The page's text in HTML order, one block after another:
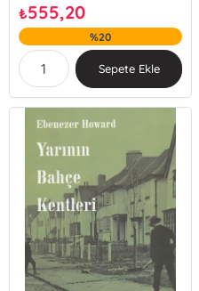
₺555,20
%20
Sepete Ekle